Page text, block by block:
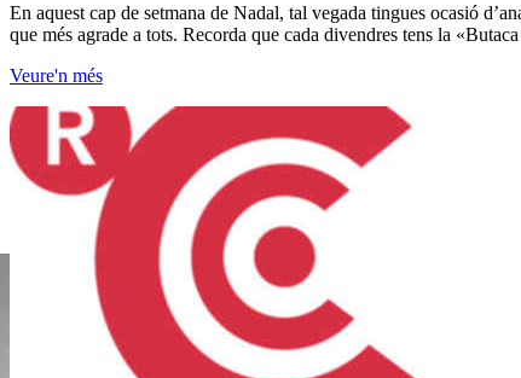
En aquest cap de setmana de Nadal, tal vegada tingues ocasió
que més agrade a tots. Recorda que cada divendres tens la
Veure'n més